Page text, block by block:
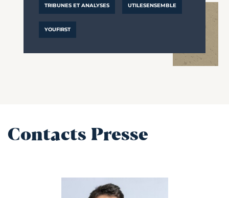
TRIBUNES ET ANALYSES UTILESENSEMBLE
YOUFIRST
Contacts Presse